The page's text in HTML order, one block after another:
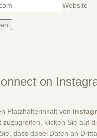
Website
on
Platzhalterinhalt von
zuzugreifen, klicken Sie auf
dass dabei Daten an